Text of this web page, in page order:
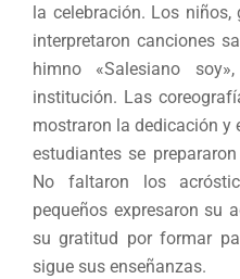
la celebración. Los
interpretaron canciones
himno «Salesiano
institución. Las
mostraron la dedicación y
estudiantes se
No faltaron los
pequeños expresaron su
su gratitud por formar
sigue sus enseñanzas.